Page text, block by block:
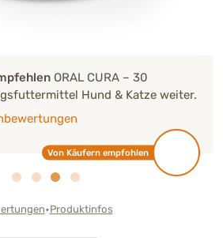
ORAL CURA – 30
Hund & Katze weiter.
Von Käufern empfohlen
•Produktinfos